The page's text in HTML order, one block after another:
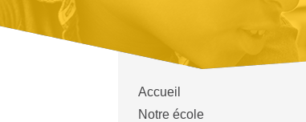
Accueil
Notre école